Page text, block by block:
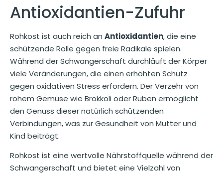
Antioxidantien-Zufuhr
Rohkost ist auch reich an Antioxidantien, die eine
schützende Rolle gegen freie Radikale spielen.
Während der Schwangerschaft durchläuft der Körper
viele Veränderungen, die einen erhöhten Schutz
gegen oxidativen Stress erfordern. Der Verzehr von
rohem Gemüse wie Brokkoli oder Rüben ermöglicht
den Genuss dieser natürlich schützenden
Verbindungen, was zur Gesundheit von Mutter und
Kind beiträgt.
Rohkost ist eine wertvolle Nährstoffquelle während der
Schwangerschaft und bietet eine Vielzahl von